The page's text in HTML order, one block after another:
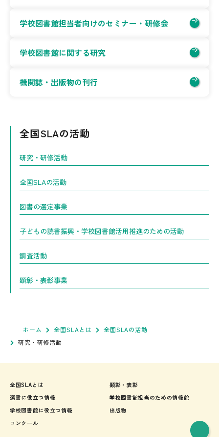
学校図書館担当者向けのセミナー・研修会
学校図書館に関する研究
機関誌・出版物の刊行
全国SLAの活動
研究・研修活動
全国SLAの活動
図書の選定事業
子どもの読書振興・学校図書館活用推進のための活動
調査活動
顕彰・表彰事業
ホーム 全国SLAとは
全国SLAの活動
研究・研修活動
全国SLAとは
選書に役立つ情報
学校図書館に役立つ情報
コンクール
顕彰・表彰
学校図書館担当のための情報館
出版物